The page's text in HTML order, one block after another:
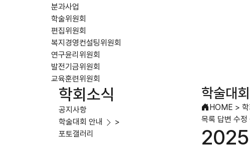
분과사업
학술위원회
편집위원회
복지경영컨설팅위원회
연구윤리위원회
발전기금위원회
교육훈련위원회
학회소식
공지사항
학술대회 안내
>
포토갤러리
학술대
HOME >
목록 답변 수정
2025